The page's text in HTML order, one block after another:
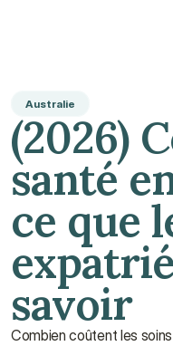
Australie
(2026)
santé
ce que
savoir
Combien coûtent les